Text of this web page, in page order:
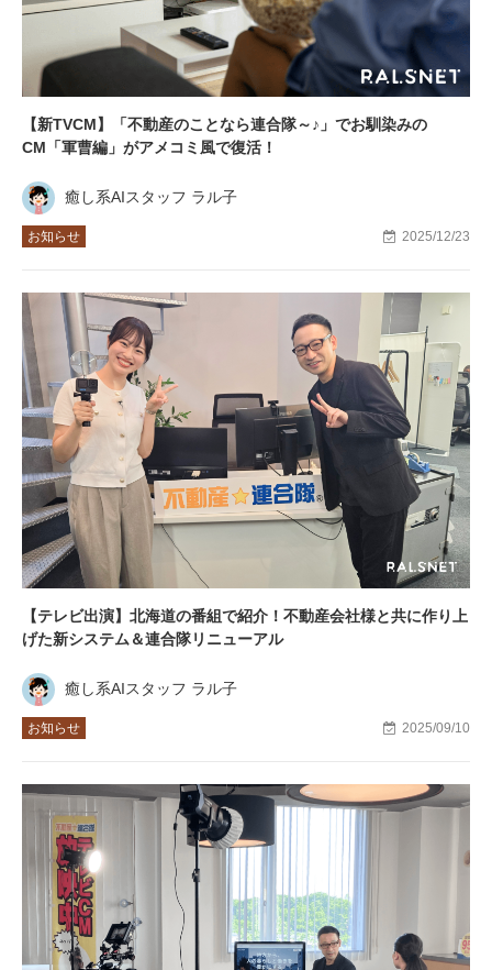
【新TVCM】「不動産のことなら連合隊～♪」でお馴染みの
CM「軍曹編」がアメコミ風で復活！
癒し系AIスタッフ ラル子
お知らせ 2025/12/23
【テレビ出演】北海道の番組で紹介！不動産会社様と共に作り上
げた新システム＆連合隊リニューアル
癒し系AIスタッフ ラル子
お知らせ 2025/09/10